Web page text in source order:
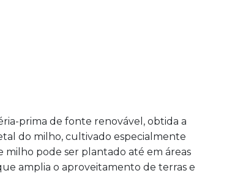
prima de fonte renovável, obtida a
do milho, cultivado especialmente
milho pode ser plantado até em áreas
amplia o aproveitamento de terras e